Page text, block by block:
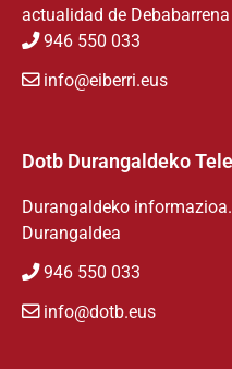
actualidad de Debabarrena
946 550 033
info@eiberri.eus
Dotb Durangaldeko
Durangaldeko
Durangaldea
946 550 033
info@dotb.eus